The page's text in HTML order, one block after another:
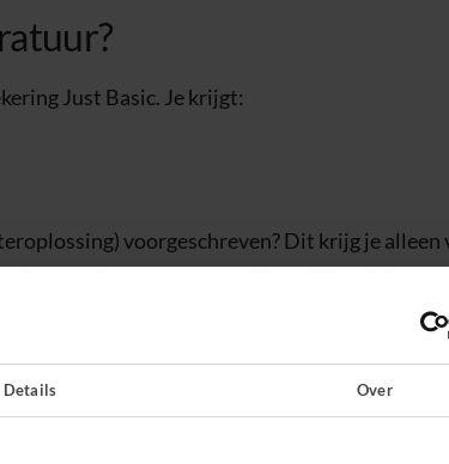
Details Over
Just Basic. Je krijgt:
voorgeschreven? Dit krijg je alleen
voor hypertoon zout bij taaislijmziekte.
(voldoende) lukt om het slijm zelf op te